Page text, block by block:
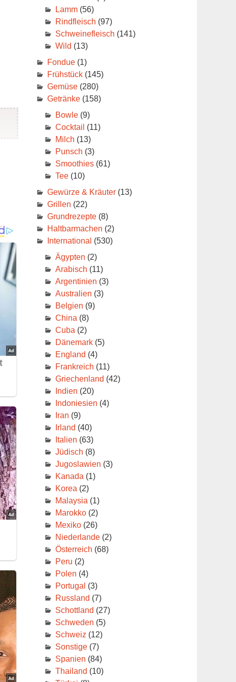
Lamm(56)
Rindfleisch (97)
Schweinefleisch (141)
Wild (13)
Fondue(1)
Frühstück(145)
Gemüse(280)
Getränke(158)
Bowle(9)
Cocktail (11)
Milch (13)
Punsch (3)
Smoothies(61)
Tee(10)
Gewürze & Kräuter(13)
Grillen (22)
Grundrezepte(8)
Haltbarmachen (2)
International (530)
Ägypten (2)
Arabisch (11)
Argentinien (3)
Australien (3)
Belgien (9)
China (8)
Cuba (2)
Dänemark(5)
England (4)
Frankreich (11)
Griechenland (42)
Indien (20)
Indoniesien (4)
Iran (9)
Irland (40)
Italien (63)
Jüdisch (8)
Jugoslawien (3)
Kanada (1)
Korea (2)
Malaysia (1)
Marokko(2)
Mexiko(26)
Niederlande(2)
Österreich (68)
Peru (2)
Polen (4)
Portugal (3)
Russland (7)
Schottland (27)
Schweden (5)
Schweiz (12)
Sonstige(7)
Spanien (84)
Thailand (10)